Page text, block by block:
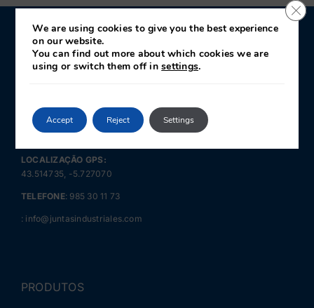
CONTATO
Polígono de Somonte
33211 · Gijón
LOCALIZAÇÃO GPS:
43.514735, -5.727070
TELEFONE: 985 30 11 73
: info@juntasindustriales.com
PRODUTOS
We are using cookies to give you the best experience
on our website.
You can find out more about which cookies we are
using or switch them off insettings.
Accept Reject Settings